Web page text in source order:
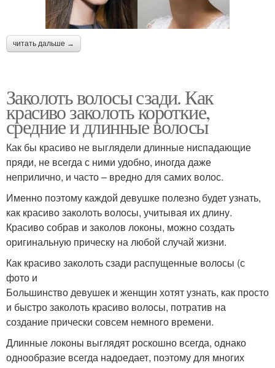
читать дальше →
Заколоть волосы сзади. Как
красиво заколоть короткие,
средние и длинные волосы
Как бы красиво не выглядели длинные ниспадающие
пряди, не всегда с ними удобно, иногда даже
неприлично, и часто – вредно для самих волос.
Именно поэтому каждой девушке полезно будет узнать,
как красиво заколоть волосы, учитывая их длину.
Красиво собрав и заколов локоны, можно создать
оригинальную прическу на любой случай жизни.
Как красиво заколоть сзади распущенные волосы (с
фото и
Большинство девушек и женщин хотят узнать, как просто
и быстро заколоть красиво волосы, потратив на
создание прически совсем немного времени.
Длинные локоны выглядят роскошно всегда, однако
однообразие всегда надоедает, поэтому для многих